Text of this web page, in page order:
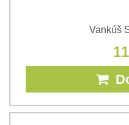
Vankúš